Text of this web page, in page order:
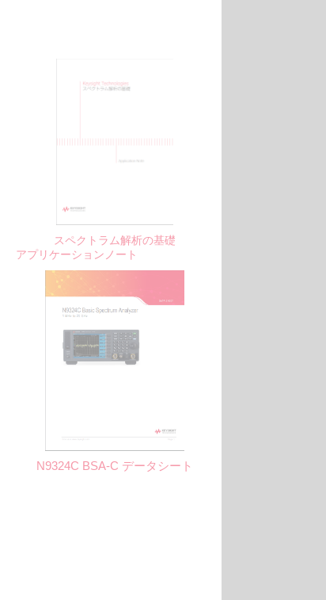
スペクトラム解析の基礎
アプリケーションノート
N9324C BSA-C データシート